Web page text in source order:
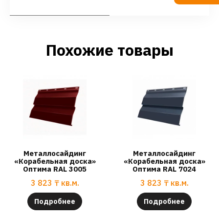
Похожие товары
Металлосайдинг
«Корабельная доска»
Оптима RAL 3005
3 823 ₸ кв.м.
Подробнее
Металлосайдинг
«Корабельная доска»
Оптима RAL 7024
3 823 ₸ кв.м.
Подробнее